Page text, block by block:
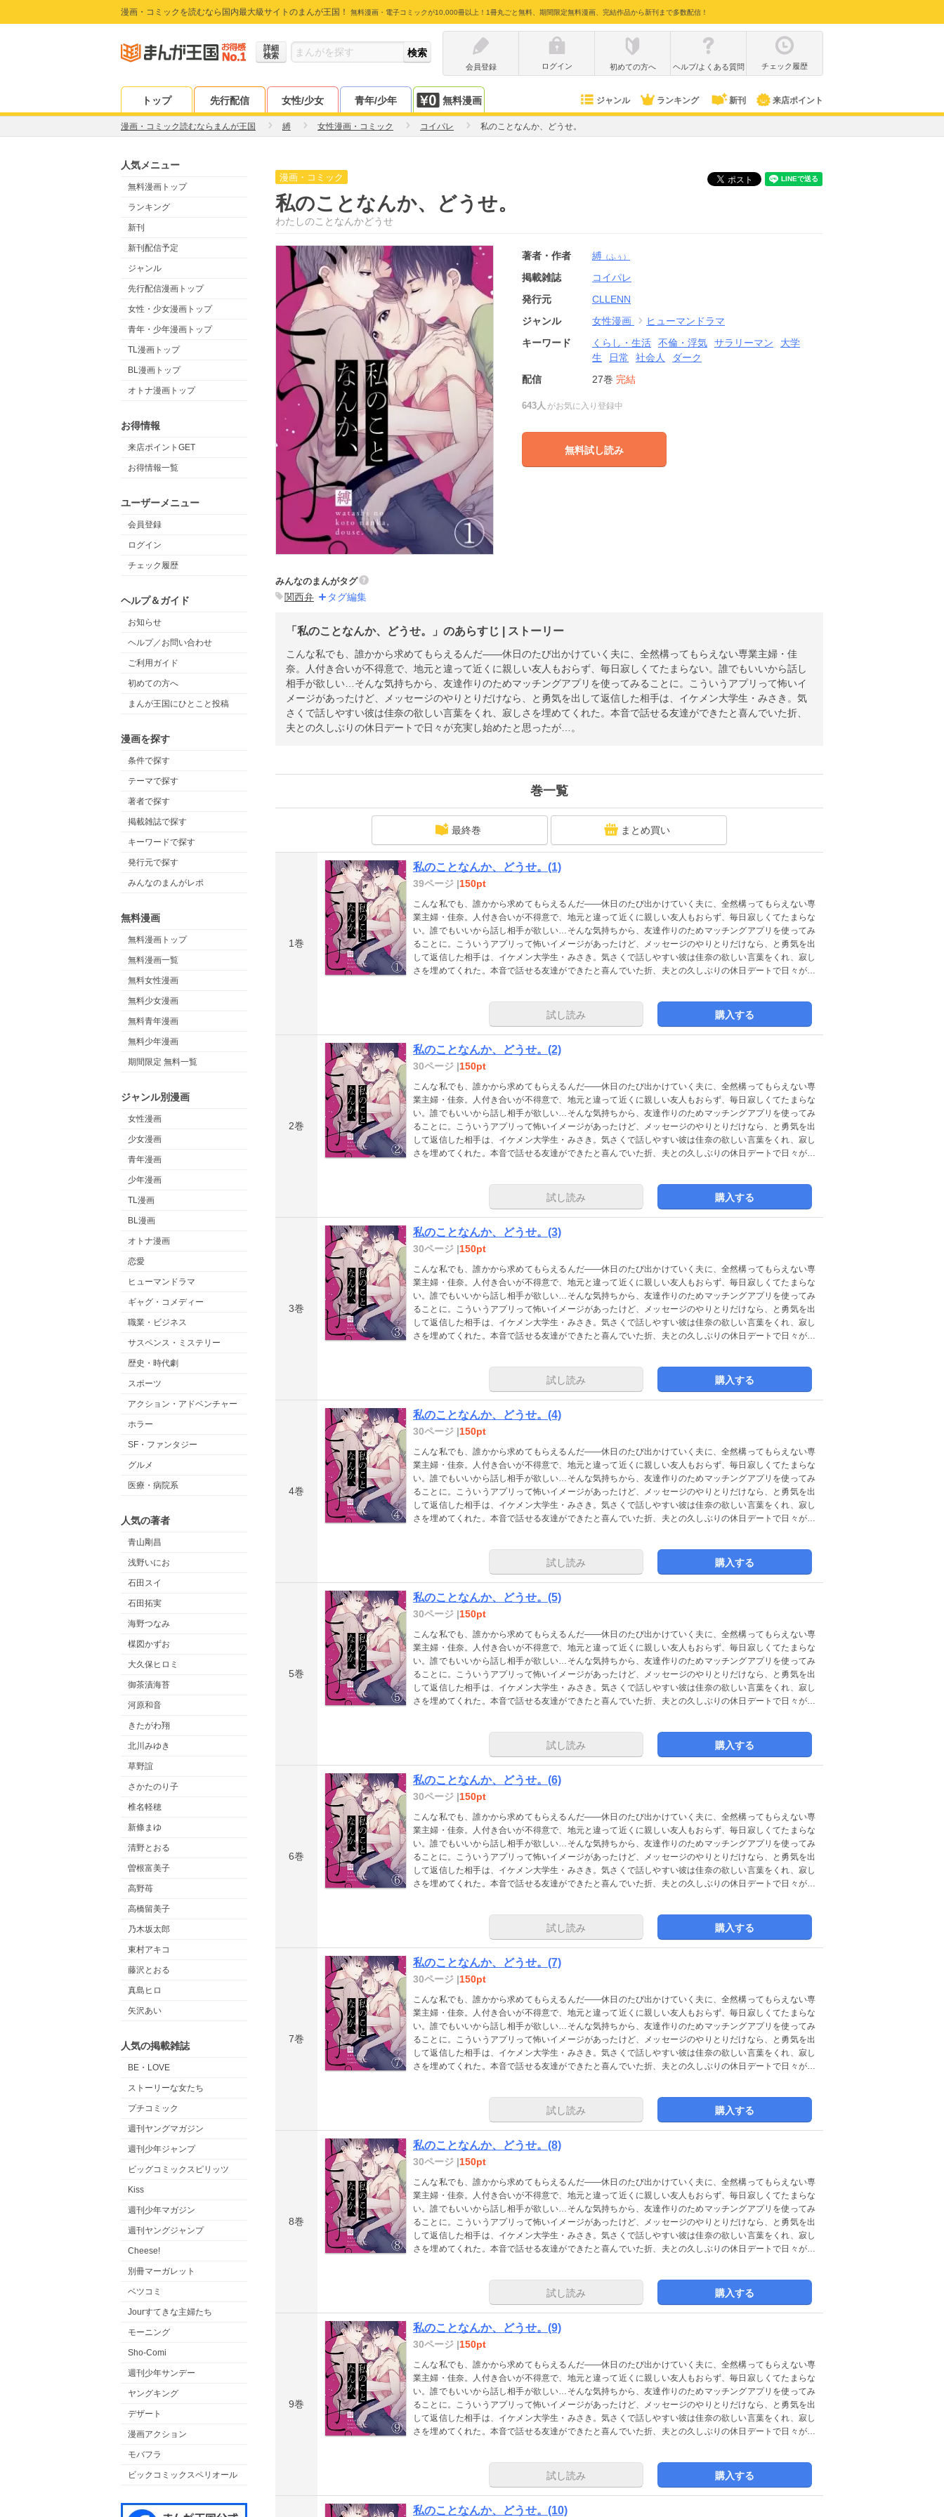
漫画・コミックを読むなら国内最大級サイトのまんが王国！ 無料漫画・電子コミックが10,000冊以上！1冊丸ごと無料、期間限定無料漫画、完結作品から新刊まで多数配信！
詳細
検索
会員登録
ログイン 初めての方へ ヘルプ/よくある質問 チェック履歴
トップ 先行配信 女性/少女 青年/少年 無料漫画 ジャンル ランキング 新刊 来店ポイント
漫画・コミック読むならまんが王国 縛 女性漫画・コミック コイパレ 私のことなんか、どうせ。
人気メニュー
無料漫画トップ
ランキング
新刊
新刊配信予定
ジャンル
先行配信漫画トップ
女性・少女漫画トップ
青年・少年漫画トップ
TL漫画トップ
BL漫画トップ
オトナ漫画トップ
お得情報
来店ポイントGET
お得情報一覧
ユーザーメニュー
会員登録
ログイン
チェック履歴
ヘルプ＆ガイド
お知らせ
ヘルプ／お問い合わせ
ご利用ガイド
初めての方へ
まんが王国にひとこと投稿
漫画を探す
条件で探す
テーマで探す
著者で探す
掲載雑誌で探す
キーワードで探す
発行元で探す
みんなのまんがレポ
無料漫画
無料漫画トップ
無料漫画一覧
無料女性漫画
無料少女漫画
無料青年漫画
無料少年漫画
期間限定 無料一覧
ジャンル別漫画
女性漫画
少女漫画
青年漫画
少年漫画
TL漫画
BL漫画
オトナ漫画
恋愛
ヒューマンドラマ
ギャグ・コメディー
職業・ビジネス
サスペンス・ミステリー
歴史・時代劇
スポーツ
アクション・アドベンチャー
ホラー
SF・ファンタジー
グルメ
医療・病院系
人気の著者
青山剛昌
浅野いにお
石田スイ
石田拓実
海野つなみ
楳図かずお
大久保ヒロミ
御茶漬海苔
河原和音
きたがわ翔
北川みゆき
草野誼
さかたのり子
椎名軽穂
新條まゆ
清野とおる
曽根富美子
高野苺
高橋留美子
乃木坂太郎
東村アキコ
藤沢とおる
真島ヒロ
矢沢あい
人気の掲載雑誌
BE・LOVE
ストーリーな女たち
プチコミック
週刊ヤングマガジン
週刊少年ジャンプ
ビッグコミックスピリッツ
Kiss
週刊少年マガジン
週刊ヤングジャンプ
Cheese!
別冊マーガレット
ベツコミ
Jourすてきな主婦たち
モーニング
Sho-Comi
週刊少年サンデー
ヤングキング
デザート
漫画アクション
モバフラ
ビックコミックスペリオール
漫画・コミック
私のことなんか、どうせ。
わたしのことなんかどうせ
著者・作者 縛 （ふぅ）
掲載雑誌
コイパレ
発行元
CLLENN
ジャンル
女性漫画
ヒューマンドラマ
キーワード
くらし・生活 不倫・浮気 サラリーマン
大学
生
日常 社会人
ダーク
配信
27巻 完結
643人 がお気に入り登録中
無料試し読み
みんなのまんがタグ
関西弁 タグ編集
「私のことなんか、どうせ。」のあらすじ | ストーリー
こんな私でも、誰かから求めてもらえるんだ――休日のたび出かけていく夫に、全然構ってもらえない専業主婦・佳
奈。人付き合いが不得意で、地元と違って近くに親しい友人もおらず、毎日寂しくてたまらない。誰でもいいから話し
相手が欲しい…そんな気持ちから、友達作りのためマッチングアプリを使ってみることに。こういうアプリって怖いイ
メージがあったけど、メッセージのやりとりだけなら、と勇気を出して返信した相手は、イケメン大学生・みさき。気
さくで話しやすい彼は佳奈の欲しい言葉をくれ、寂しさを埋めてくれた。本音で話せる友達ができたと喜んでいた折、
夫との久しぶりの休日デートで日々が充実し始めたと思ったが…。
巻一覧
最終巻 まとめ買い
1巻
私のことなんか、どうせ。(1)
39ページ |150pt
こんな私でも、誰かから求めてもらえるんだ――休日のたび出かけていく夫に、全然構ってもらえない専
業主婦・佳奈。人付き合いが不得意で、地元と違って近くに親しい友人もおらず、毎日寂しくてたまらな
い。誰でもいいから話し相手が欲しい…そんな気持ちから、友達作りのためマッチングアプリを使ってみ
ることに。こういうアプリって怖いイメージがあったけど、メッセージのやりとりだけなら、と勇気を出
して返信した相手は、イケメン大学生・みさき。気さくで話しやすい彼は佳奈の欲しい言葉をくれ、寂し
さを埋めてくれた。本音で話せる友達ができたと喜んでいた折、夫との久しぶりの休日デートで日々が充
試し読み 購入する
2巻
私のことなんか、どうせ。(2)
30ページ |150pt
こんな私でも、誰かから求めてもらえるんだ――休日のたび出かけていく夫に、全然構ってもらえない専
業主婦・佳奈。人付き合いが不得意で、地元と違って近くに親しい友人もおらず、毎日寂しくてたまらな
い。誰でもいいから話し相手が欲しい…そんな気持ちから、友達作りのためマッチングアプリを使ってみ
ることに。こういうアプリって怖いイメージがあったけど、メッセージのやりとりだけなら、と勇気を出
して返信した相手は、イケメン大学生・みさき。気さくで話しやすい彼は佳奈の欲しい言葉をくれ、寂し
さを埋めてくれた。本音で話せる友達ができたと喜んでいた折、夫との久しぶりの休日デートで日々が充
試し読み 購入する
3巻
私のことなんか、どうせ。(3)
30ページ |150pt
こんな私でも、誰かから求めてもらえるんだ――休日のたび出かけていく夫に、全然構ってもらえない専
業主婦・佳奈。人付き合いが不得意で、地元と違って近くに親しい友人もおらず、毎日寂しくてたまらな
い。誰でもいいから話し相手が欲しい…そんな気持ちから、友達作りのためマッチングアプリを使ってみ
ることに。こういうアプリって怖いイメージがあったけど、メッセージのやりとりだけなら、と勇気を出
して返信した相手は、イケメン大学生・みさき。気さくで話しやすい彼は佳奈の欲しい言葉をくれ、寂し
さを埋めてくれた。本音で話せる友達ができたと喜んでいた折、夫との久しぶりの休日デートで日々が充
試し読み 購入する
4巻
私のことなんか、どうせ。(4)
30ページ |150pt
こんな私でも、誰かから求めてもらえるんだ――休日のたび出かけていく夫に、全然構ってもらえない専
業主婦・佳奈。人付き合いが不得意で、地元と違って近くに親しい友人もおらず、毎日寂しくてたまらな
い。誰でもいいから話し相手が欲しい…そんな気持ちから、友達作りのためマッチングアプリを使ってみ
ることに。こういうアプリって怖いイメージがあったけど、メッセージのやりとりだけなら、と勇気を出
して返信した相手は、イケメン大学生・みさき。気さくで話しやすい彼は佳奈の欲しい言葉をくれ、寂し
さを埋めてくれた。本音で話せる友達ができたと喜んでいた折、夫との久しぶりの休日デートで日々が充
試し読み 購入する
5巻
私のことなんか、どうせ。(5)
30ページ |150pt
こんな私でも、誰かから求めてもらえるんだ――休日のたび出かけていく夫に、全然構ってもらえない専
業主婦・佳奈。人付き合いが不得意で、地元と違って近くに親しい友人もおらず、毎日寂しくてたまらな
い。誰でもいいから話し相手が欲しい…そんな気持ちから、友達作りのためマッチングアプリを使ってみ
ることに。こういうアプリって怖いイメージがあったけど、メッセージのやりとりだけなら、と勇気を出
して返信した相手は、イケメン大学生・みさき。気さくで話しやすい彼は佳奈の欲しい言葉をくれ、寂し
さを埋めてくれた。本音で話せる友達ができたと喜んでいた折、夫との久しぶりの休日デートで日々が充
試し読み 購入する
6巻
私のことなんか、どうせ。(6)
30ページ |150pt
こんな私でも、誰かから求めてもらえるんだ――休日のたび出かけていく夫に、全然構ってもらえない専
業主婦・佳奈。人付き合いが不得意で、地元と違って近くに親しい友人もおらず、毎日寂しくてたまらな
い。誰でもいいから話し相手が欲しい…そんな気持ちから、友達作りのためマッチングアプリを使ってみ
ることに。こういうアプリって怖いイメージがあったけど、メッセージのやりとりだけなら、と勇気を出
して返信した相手は、イケメン大学生・みさき。気さくで話しやすい彼は佳奈の欲しい言葉をくれ、寂し
さを埋めてくれた。本音で話せる友達ができたと喜んでいた折、夫との久しぶりの休日デートで日々が充
試し読み 購入する
7巻
私のことなんか、どうせ。(7)
30ページ |150pt
こんな私でも、誰かから求めてもらえるんだ――休日のたび出かけていく夫に、全然構ってもらえない専
業主婦・佳奈。人付き合いが不得意で、地元と違って近くに親しい友人もおらず、毎日寂しくてたまらな
い。誰でもいいから話し相手が欲しい…そんな気持ちから、友達作りのためマッチングアプリを使ってみ
ることに。こういうアプリって怖いイメージがあったけど、メッセージのやりとりだけなら、と勇気を出
して返信した相手は、イケメン大学生・みさき。気さくで話しやすい彼は佳奈の欲しい言葉をくれ、寂し
さを埋めてくれた。本音で話せる友達ができたと喜んでいた折、夫との久しぶりの休日デートで日々が充
試し読み 購入する
8巻
私のことなんか、どうせ。(8)
30ページ |150pt
こんな私でも、誰かから求めてもらえるんだ――休日のたび出かけていく夫に、全然構ってもらえない専
業主婦・佳奈。人付き合いが不得意で、地元と違って近くに親しい友人もおらず、毎日寂しくてたまらな
い。誰でもいいから話し相手が欲しい…そんな気持ちから、友達作りのためマッチングアプリを使ってみ
ることに。こういうアプリって怖いイメージがあったけど、メッセージのやりとりだけなら、と勇気を出
して返信した相手は、イケメン大学生・みさき。気さくで話しやすい彼は佳奈の欲しい言葉をくれ、寂し
さを埋めてくれた。本音で話せる友達ができたと喜んでいた折、夫との久しぶりの休日デートで日々が充
試し読み 購入する
9巻
私のことなんか、どうせ。(9)
30ページ |150pt
こんな私でも、誰かから求めてもらえるんだ――休日のたび出かけていく夫に、全然構ってもらえない専
業主婦・佳奈。人付き合いが不得意で、地元と違って近くに親しい友人もおらず、毎日寂しくてたまらな
い。誰でもいいから話し相手が欲しい…そんな気持ちから、友達作りのためマッチングアプリを使ってみ
ることに。こういうアプリって怖いイメージがあったけど、メッセージのやりとりだけなら、と勇気を出
して返信した相手は、イケメン大学生・みさき。気さくで話しやすい彼は佳奈の欲しい言葉をくれ、寂し
さを埋めてくれた。本音で話せる友達ができたと喜んでいた折、夫との久しぶりの休日デートで日々が充
試し読み 購入する
私のことなんか、どうせ。(10)